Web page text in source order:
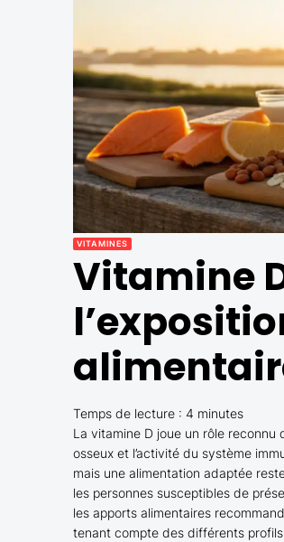
VITAMINES
Vitamine
Temps de lecture : 4 minutes
La vitamine D joue un rôle reconnu
osseux et l’activité du système
mais une alimentation adaptée
les personnes susceptibles de
les apports alimentaires
tenant compte des différents